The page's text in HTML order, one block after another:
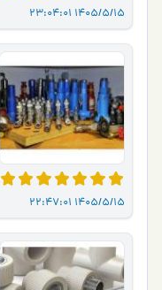
1405/5/15 23:04:01
1405/5/15 22:47:01